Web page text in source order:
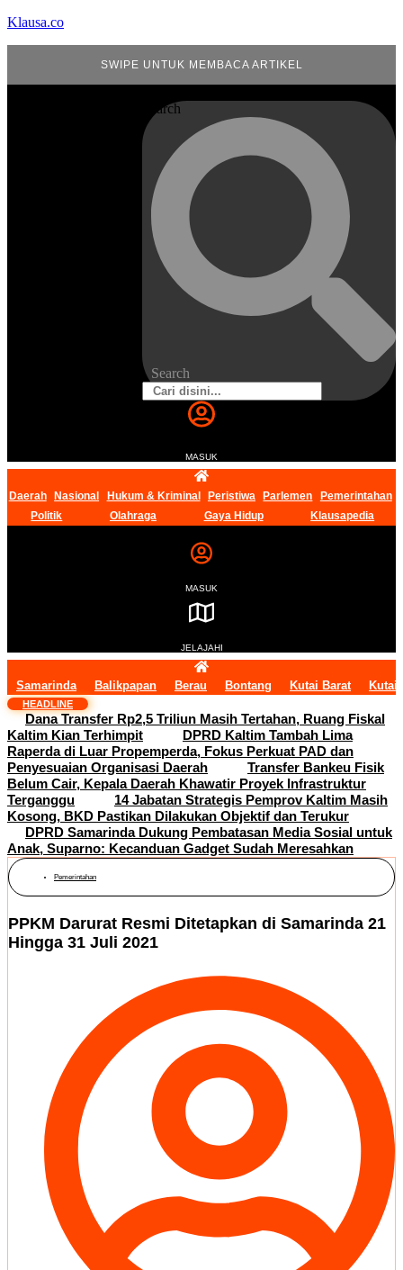
Klausa.co
SWIPE UNTUK MEMBACA ARTIKEL
Search
Search
MASUK
Daerah Nasional Hukum & Kriminal Peristiwa Parlemen
Pemerintahan
Politik
Olahraga Gaya Hidup Klausapedia
MASUK
JELAJAHI
Samarinda Balikpapan Berau Bontang Kutai Barat Kutai
HEADLINE
Dana Transfer Rp2,5 Triliun Masih Tertahan, Ruang Fiskal
Kaltim Kian Terhimpit
DPRD Kaltim Tambah Lima
Raperda di Luar Propemperda, Fokus Perkuat PAD dan
Penyesuaian Organisasi Daerah
Transfer Bankeu Fisik
Belum Cair, Kepala Daerah Khawatir Proyek Infrastruktur
Terganggu
14 Jabatan Strategis Pemprov Kaltim Masih
Kosong, BKD Pastikan Dilakukan Objektif dan Terukur
DPRD Samarinda Dukung Pembatasan Media Sosial untuk
Anak, Suparno: Kecanduan Gadget Sudah Meresahkan
Pemerintahan
PPKM Darurat Resmi Ditetapkan di Samarinda 21
Hingga 31 Juli 2021